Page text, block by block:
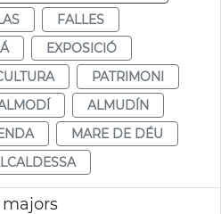
FALLES
EXPOSICIÓ
PATRIMONI
ALMUDÍN
MARE DE DÉU
majors